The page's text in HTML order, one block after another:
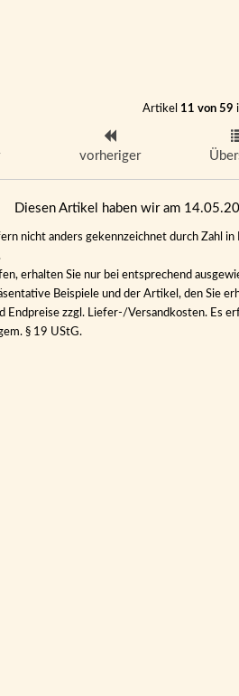
Artikel 11 von 59
vorheriger
Diesen Artikel haben wir am
nicht anders gekennzeichnet durch Zahl
erhalten Sie nur bei entsprechend
Beispiele und der Artikel, den Sie
Endpreise zzgl. Liefer-/Versandkosten. Es
§ 19 UStG.